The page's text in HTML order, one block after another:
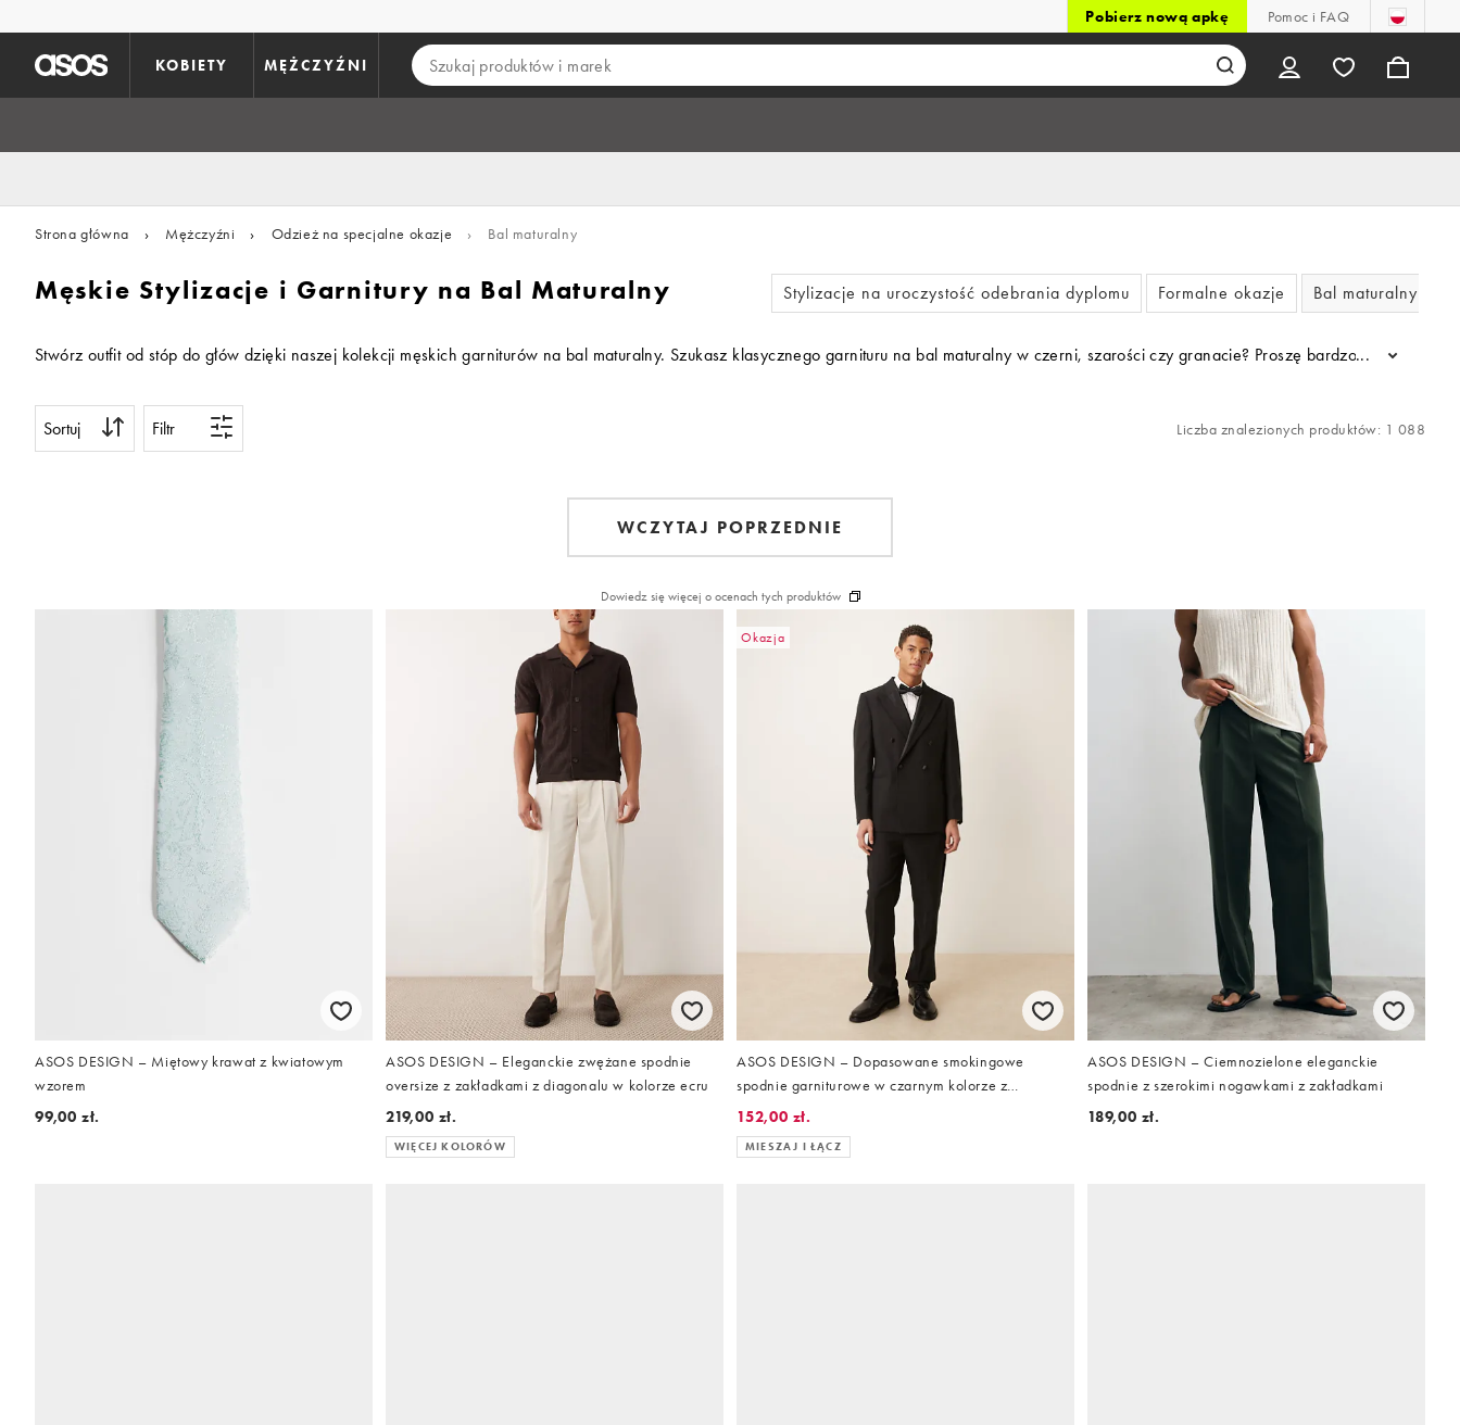
Pobierz nową apkę Pomoc i FAQ
KOBIETY MĘŻCZYŹNI
Strona główna › Mężczyźni › Odzież na specjalne okazje › Bal maturalny
Męskie Stylizacje i Garnitury na Bal Maturalny Stylizacje na uroczystość odebrania dyplomu Formalne okazje Bal maturalny
Stwórz outfit od stóp do głów dzięki naszej kolekcji męskich garniturów na bal maturalny. Szukasz klasycznego garnituru na bal maturalny w czerni, szarości czy granacie? Proszę bardzo. A może
...
Sortuj Filtr Liczba znalezionych produktów: 1 088
WCZYTAJ POPRZEDNIE
Dowiedz się więcej o ocenach tych produktów
ASOS DESIGN – Miętowy krawat z kwiatowym
wzorem
99,00 zł.
ASOS DESIGN – Eleganckie zwężane spodnie
oversize z zakładkami z diagonalu w kolorze ecru
219,00 zł.
WIĘCEJ KOLORÓW
Okazja
ASOS DESIGN – Dopasowane smokingowe
spodnie garniturowe w czarnym kolorze z
satynowymi wstawkami
152,00 zł.
MIESZAJ I ŁĄCZ
ASOS DESIGN – Ciemnozielone eleganckie
spodnie z szerokimi nogawkami z zakładkami
189,00 zł.